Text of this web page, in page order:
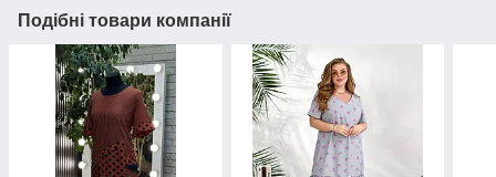
Подібні товари компанії